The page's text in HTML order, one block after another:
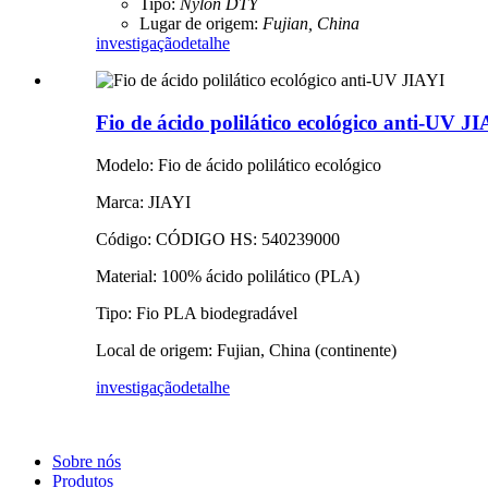
Tipo: Nylon DTY
Lugar de origem: Fujian, China
investigaçãodetalhe
Fio de ácido polilático ecológico anti-UV
Modelo: Fio de ácido polilático ecológico
Marca: JIAYI
Código: CÓDIGO HS: 540239000
Material: 100% ácido polilático (PLA)
Tipo: Fio PLA biodegradável
Local de origem: Fujian, China (continente)
investigaçãodetalhe
Sobre nós
Produtos